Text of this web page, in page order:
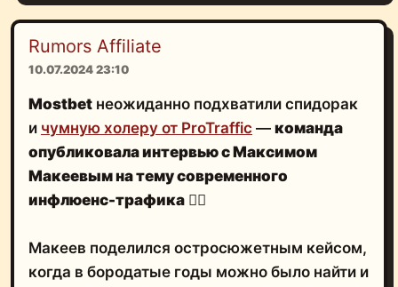
Rumors Affiliate
10.07.2024 23:10
Mostbet неожиданно подхватили спидорак
и чумную холеру от ProTraffic — команда
опубликовала интервью с Максимом
Макеевым на тему современного
инфлюенс-трафика 🤦‍♂️
Макеев поделился остросюжетным кейсом,
когда в бородатые годы можно было найти и